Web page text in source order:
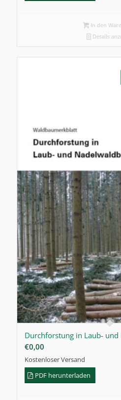
In den
Details
Durchforstung in Laub-
€0,00
Kostenloser Versand
PDF herunterladen